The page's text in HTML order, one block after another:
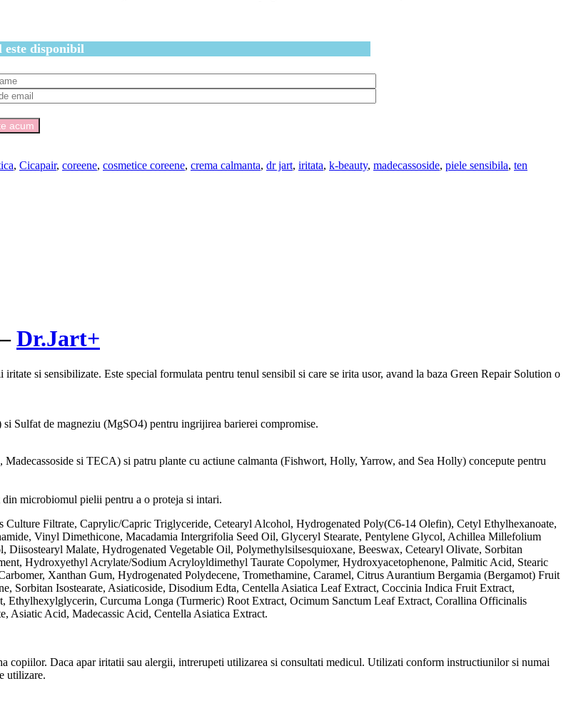
este disponibil
, Cicapair, coreene, cosmetice coreene, crema calmanta, dr jart, iritata, k-beauty, madecassoside, piele sensibila, ten
Dr.Jart+
si sensibilizate. Este special formulata pentru tenul sensibil si care se irita usor, avand la baza Green Repair Solution o
Sulfat de magneziu (MgSO4) pentru ingrijirea barierei compromise.
si TECA) si patru plante cu actiune calmanta (Fishwort, Holly, Yarrow, and Sea Holly) concepute pentru
microbiomul pielii pentru a o proteja si intari.
Filtrate, Caprylic/Capric Triglyceride, Cetearyl Alcohol, Hydrogenated Poly(C6-14 Olefin), Cetyl Ethylhexanoate,
Vinyl Dimethicone, Macadamia Intergrifolia Seed Oil, Glyceryl Stearate, Pentylene Glycol, Achillea Millefolium
Malate, Hydrogenated Vegetable Oil, Polymethylsilsesquioxane, Beeswax, Cetearyl Olivate, Sorbitan
Hydroxyethyl Acrylate/Sodium Acryloyldimethyl Taurate Copolymer, Hydroxyacetophenone, Palmitic Acid, Stearic
Xanthan Gum, Hydrogenated Polydecene, Tromethamine, Caramel, Citrus Aurantium Bergamia (Bergamot) Fruit
Isostearate, Asiaticoside, Disodium Edta, Centella Asiatica Leaf Extract, Coccinia Indica Fruit Extract,
Ethylhexylglycerin, Curcuma Longa (Turmeric) Root Extract, Ocimum Sanctum Leaf Extract, Corallina Officinalis
Asiatic Acid, Madecassic Acid, Centella Asiatica Extract.
copiilor. Daca apar iritatii sau alergii, intrerupeti utilizarea si consultati medicul. Utilizati conform instructiunilor si numai
utilizare.